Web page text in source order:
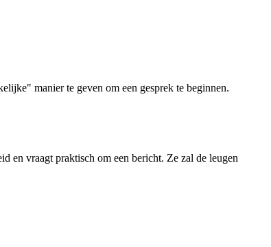
manier te geven om een gesprek te beginnen.
en vraagt praktisch om een bericht. Ze zal de leugen